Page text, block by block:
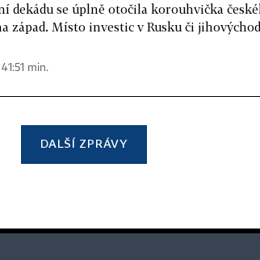
dekádu se úplně otočila korouhvička
západ. Místo investic v Rusku či
min.
DALŠÍ ZPRÁVY